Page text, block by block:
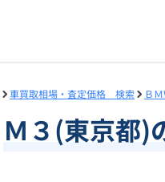
車買取相場・査定価格 検索 Ｂ
Ｍ３(東京都)